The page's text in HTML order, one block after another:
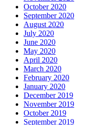
October 2020
September 2020
August 2020
July 2020
June 2020
May 2020
April 2020
March 2020
February 2020
January 2020
December 2019
November 2019
October 2019
September 2019